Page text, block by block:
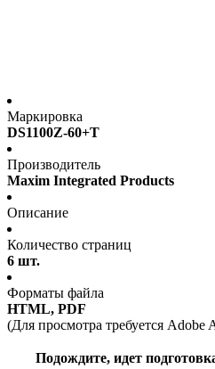
Маркировка
DS1100Z-60+T
Производитель
Maxim Integrated Products
Описание
Количество страниц
6 шт.
Форматы файла
HTML, PDF
(Для просмотра требуется Adobe
Подождите, идет